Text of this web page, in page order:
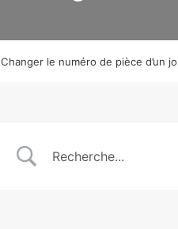
Changer le numéro de pièce d’un